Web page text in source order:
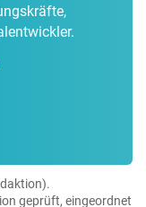
geprüft, eingeordnet